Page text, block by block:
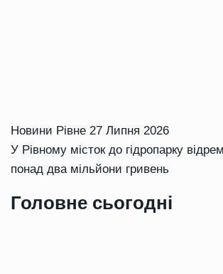
Новини Рівне 27 Липня 2026
У Рівному місток до гідропарку
понад два мільйони гривень
Головне сьогодні